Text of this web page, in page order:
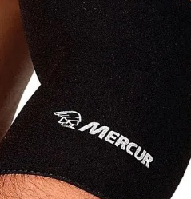
9º Cadeira Banho
10 º Gaze